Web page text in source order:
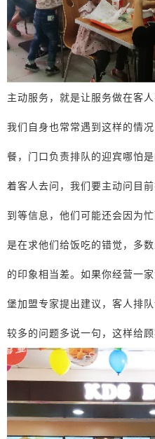
主动服务，就是让服务做在客
我们自身也常常遇到这样的情
餐，门口负责排队的迎宾哪怕
着客人去问，我们要主动问目
到等信息，他们可能还会因为
是在求他们给饭吃的错觉，多
的印象相当差。如果你经营一
堡加盟专家提出建议，客人排
较多的问题多说一句，这样给